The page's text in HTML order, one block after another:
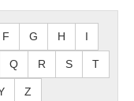
F G H I
Q R S T
Z